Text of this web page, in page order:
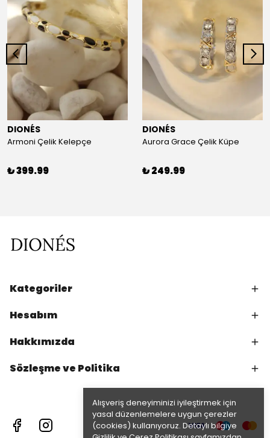
Alışveriş deneyiminizi iyileştirmek için
yasal düzenlemelere uygun çerezler
(cookies) kullanıyoruz. Detaylı bilgiye
DIONÉS
Armoni Çelik Kelepçe
₺ 399.99
DIONÉS
Aurora Grace Çelik Küpe
₺ 249.99
Kategoriler
Hesabım
Hakkımızda
Sözleşme ve Politika